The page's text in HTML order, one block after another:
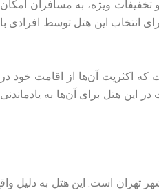
تخفیفات ویژه، به مسافران امکان
انتخاب این هتل توسط افرادی با
اکثریت آن‌ها از اقامت خود در
این هتل برای آن‌ها به یادماندنی
تهران است. این هتل به دلیل